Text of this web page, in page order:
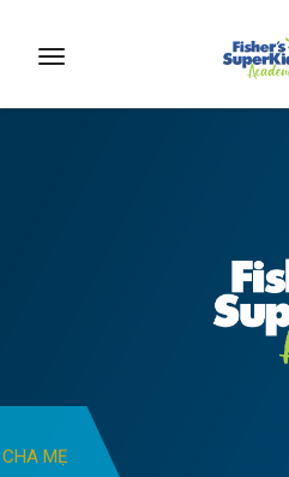
Toggle
CHA MẸ